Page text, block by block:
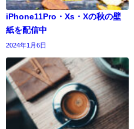
iPhone11Pro・Xs・Xの秋の壁
紙を配信中
2024年1月6日